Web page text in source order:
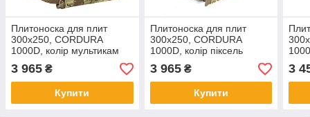
Плитоноска для плит
300х250, CORDURA
1000D, колір мультикам
3 965 ₴
Купити
Плитоноска для плит
300х250, CORDURA
1000D, колір піксель
3 965₴
Купити
3